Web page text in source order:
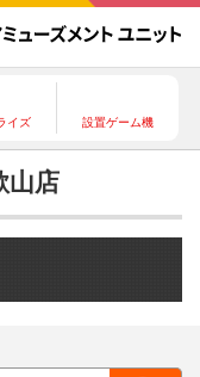
イズ 設置ゲーム機
山店